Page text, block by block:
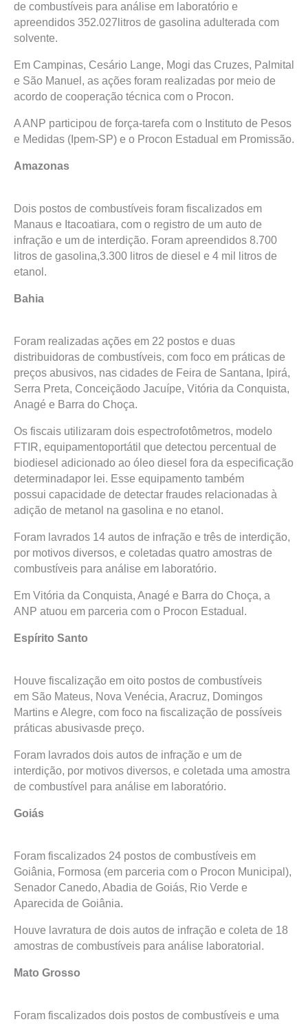
de combustíveis para análise em laboratório e
apreendidos 352.027litros de gasolina adulterada com
solvente.
Em Campinas, Cesário Lange, Mogi das Cruzes, Palmital
e São Manuel, as ações foram realizadas por meio de
acordo de cooperação técnica com o Procon.
A ANP participou de força-tarefa com o Instituto de Pesos
e Medidas (Ipem-SP) e o Procon Estadual em Promissão.
Amazonas
Dois postos de combustíveis foram fiscalizados em
Manaus e Itacoatiara, com o registro de um auto de
infração e um de interdição. Foram apreendidos 8.700
litros de gasolina,3.300 litros de diesel e 4 mil litros de
etanol.
Bahia
Foram realizadas ações em 22 postos e duas
distribuidoras de combustíveis, com foco em práticas de
preços abusivos, nas cidades de Feira de Santana, Ipirá,
Serra Preta, Conceiçãodo Jacuípe, Vitória da Conquista,
Anagé e Barra do Choça.
Os fiscais utilizaram dois espectrofotômetros, modelo
FTIR, equipamentoportátil que detectou percentual de
biodiesel adicionado ao óleo diesel fora da especificação
determinadapor lei. Esse equipamento também
possui capacidade de detectar fraudes relacionadas à
adição de metanol na gasolina e no etanol.
Foram lavrados 14 autos de infração e três de interdição,
por motivos diversos, e coletadas quatro amostras de
combustíveis para análise em laboratório.
Em Vitória da Conquista, Anagé e Barra do Choça, a
ANP atuou em parceria com o Procon Estadual.
Espírito Santo
Houve fiscalização em oito postos de combustíveis
em São Mateus, Nova Venécia, Aracruz, Domingos
Martins e Alegre, com foco na fiscalização de possíveis
práticas abusivasde preço.
Foram lavrados dois autos de infração e um de
interdição, por motivos diversos, e coletada uma amostra
de combustível para análise em laboratório.
Goiás
Foram fiscalizados 24 postos de combustíveis em
Goiânia, Formosa (em parceria com o Procon Municipal),
Senador Canedo, Abadia de Goiás, Rio Verde e
Aparecida de Goiânia.
Houve lavratura de dois autos de infração e coleta de 18
amostras de combustíveis para análise laboratorial.
Mato Grosso
Foram fiscalizados dois postos de combustíveis e uma